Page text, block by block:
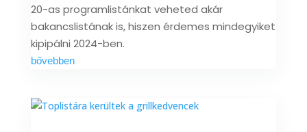
20-as programlistánkat veheted akár
bakancslistának is, hiszen érdemes mindegyiket
kipipálni 2024-ben.
bővebben